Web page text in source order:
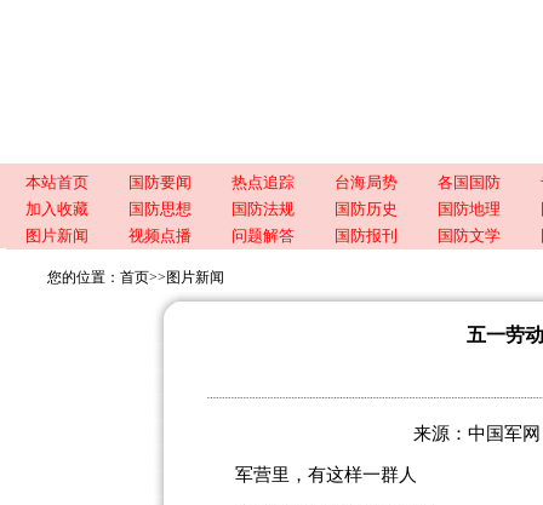
本站首页 国防要闻 热点追踪 台海局势 各国国防
加入收藏
国防思想 国防法规 国防历史 国防地理
图片新闻
视频点播 问题解答 国防报刊 国防文学
您的位置： 首页>> 图片新闻
五一劳
来源：中国军
军营里，有这样一群人